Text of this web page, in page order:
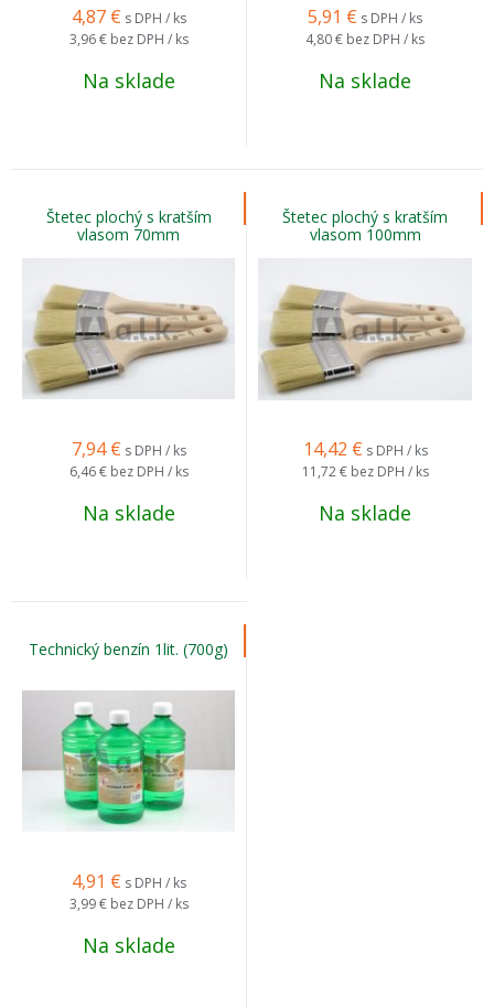
4,87 € s DPH / ks
3,96 € bez DPH / ks
Na sklade
5,91 € s DPH / ks
4,80 € bez DPH / ks
Na sklade
Štetec plochý s kratším
vlasom 70mm
7,94 € s DPH / ks
6,46 € bez DPH / ks
Na sklade
Štetec plochý s kratším
vlasom 100mm
14,42 € s DPH / ks
11,72 € bez DPH / ks
Na sklade
Technický benzín 1lit. (700g)
4,91 € s DPH / ks
3,99 € bez DPH / ks
Na sklade